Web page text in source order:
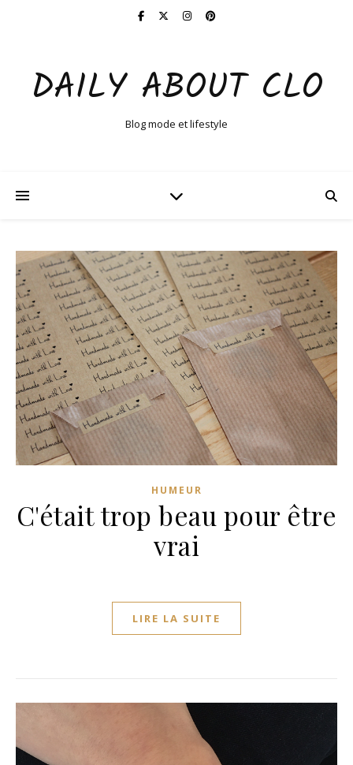
DAILY ABOUT CLO
Blog mode et lifestyle
HUMEUR
C'était trop beau pour être
vrai
LIRE LA SUITE